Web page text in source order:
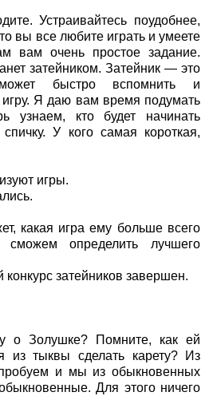
Устраивайтесь поудобнее,
вы все любите играть и умеете
вам очень простое задание.
затейником. Затейник — это
быстро вспомнить и
игру. Я даю вам время подумать
узнаем, кто будет начинать
У кого самая короткая,
игры.
какая игра ему больше всего
определить лучшего
затейников завершен.
о Золушке? Помните, как ей
из тыквы сделать карету? Из
и мы из обыкновенных
Для этого ничего